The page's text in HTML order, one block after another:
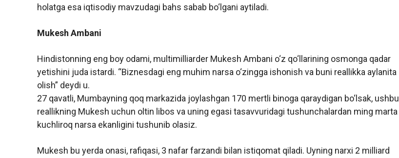
holatga esa iqtisodiy mavzudagi bahs sabab bo‘lgani aytiladi.
Mukesh Ambani
Hindistonning eng boy odami, multimilliarder Mukesh Ambani o‘z qo‘llarining osmonga qadar
yetishini juda istardi. “Biznesdagi eng muhim narsa o‘zingga ishonish va buni reallikka aylanita
olish” deydi u.
27 qavatli, Mumbayning qoq markazida joylashgan 170 mertli binoga qaraydigan bo‘lsak, ushbu
reallikning Mukesh uchun oltin libos va uning egasi tasavvuridagi tushunchalardan ming marta
kuchliroq narsa ekanligini tushunib olasiz.
Mukesh bu yerda onasi, rafiqasi, 3 nafar farzandi bilan istiqomat qiladi. Uyning narxi 2 milliard